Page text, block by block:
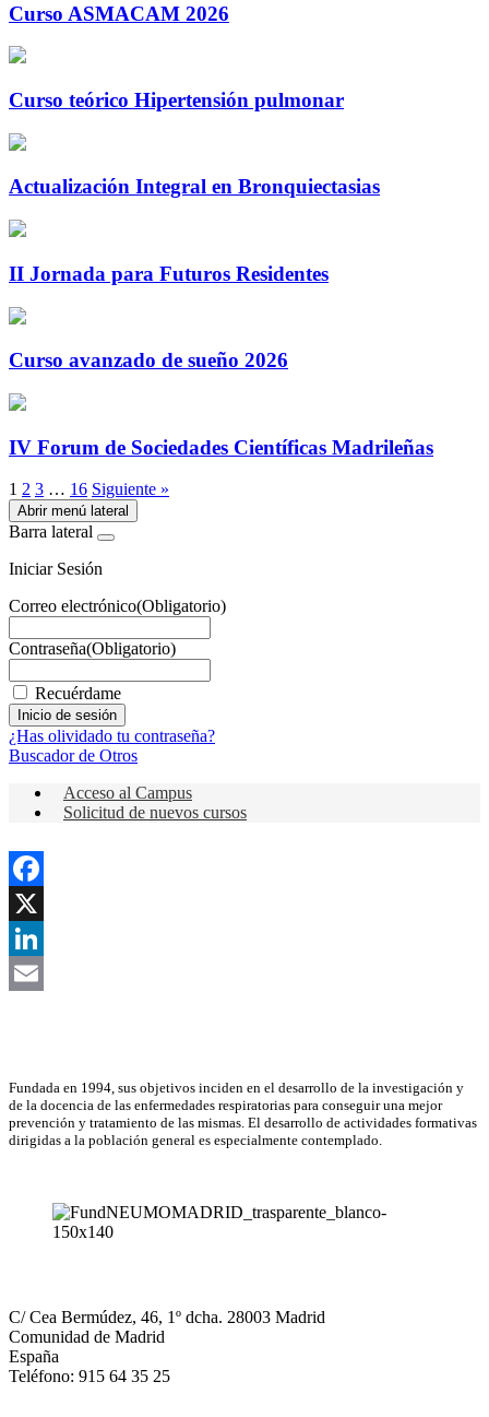
Curso ASMACAM 2026
Curso teórico Hipertensión pulmonar
Actualización Integral en Bronquiectasias
II Jornada para Futuros Residentes
Curso avanzado de sueño 2026
IV Forum de Sociedades Científicas Madrileñas
1 2 3 … 16 Siguiente »
Abrir menú lateral
Barra lateral
Iniciar Sesión
Correo electrónico(Obligatorio)
Contraseña(Obligatorio)
Recuérdame
¿Has olividado tu contraseña?
Buscador de Otros
Acceso al Campus
Solicitud de nuevos cursos
Facebook
X
LinkedIn
Fundada en 1994, sus objetivos inciden en el desarrollo de la investigación y
de la docencia de las enfermedades respiratorias para conseguir una mejor
prevención y tratamiento de las mismas. El desarrollo de actividades formativas
dirigidas a la población general es especialmente contemplado.
C/ Cea Bermúdez, 46, 1º dcha. 28003 Madrid
Comunidad de Madrid
España
Teléfono: 915 64 35 25